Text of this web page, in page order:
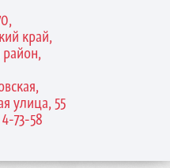
край,
улица, 55
73-58